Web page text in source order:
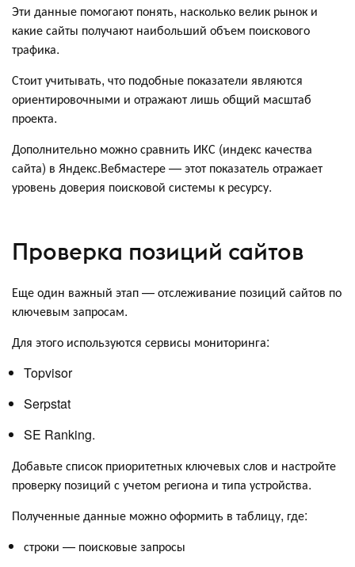
Эти данные помогают понять, насколько велик рынок и
какие сайты получают наибольший объем поискового
трафика.
Стоит учитывать, что подобные показатели являются
ориентировочными и отражают лишь общий масштаб
проекта.
Дополнительно можно сравнить ИКС (индекс качества
сайта) в Яндекс.Вебмастере — этот показатель отражает
уровень доверия поисковой системы к ресурсу.
Проверка позиций сайтов
Еще один важный этап — отслеживание позиций сайтов по
ключевым запросам.
Для этого используются сервисы мониторинга:
Topvisor
Serpstat
SE Ranking.
Добавьте список приоритетных ключевых слов и настройте
проверку позиций с учетом региона и типа устройства.
Полученные данные можно оформить в таблицу, где:
строки — поисковые запросы